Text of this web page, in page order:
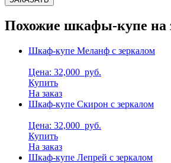
Похожие шкафы-купе на
Шкаф-купе Меланф с зеркалом
Цена: 32,000 руб.
Купить
На заказ
Шкаф-купе Скирон с зеркалом
Цена: 32,000 руб.
Купить
На заказ
Шкаф-купе Лепрей с зеркалом